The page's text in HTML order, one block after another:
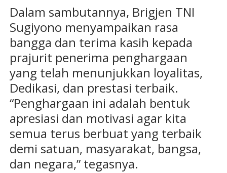
Dalam sambutannya, Brigjen TNI
Sugiyono menyampaikan rasa
bangga dan terima kasih kepada
prajurit penerima penghargaan
yang telah menunjukkan loyalitas,
Dedikasi, dan prestasi terbaik.
“Penghargaan ini adalah bentuk
apresiasi dan motivasi agar kita
semua terus berbuat yang terbaik
demi satuan, masyarakat, bangsa,
dan negara,” tegasnya.